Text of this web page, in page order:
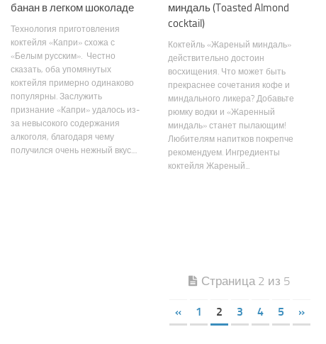
банан в легком шоколаде
Технология приготовления
коктейля «Капри» схожа с
«Белым русским». Честно
сказать, оба упомянутых
коктейля примерно одинаково
популярны. Заслужить
признание «Капри» удалось из-
за невысокого содержания
алкоголя, благодаря чему
получился очень нежный вкус....
миндаль (Toasted Almond
cocktail)
Коктейль «Жареный миндаль»
действительно достоин
восхищения. Что может быть
прекраснее сочетания кофе и
миндального ликера? Добавьте
рюмку водки и «Жаренный
миндаль» станет пылающим!
Любителям напитков покрепче
рекомендуем. Ингредиенты
коктейля Жареный...
Страница 2 из 5
« 1 2 3 4 5 »